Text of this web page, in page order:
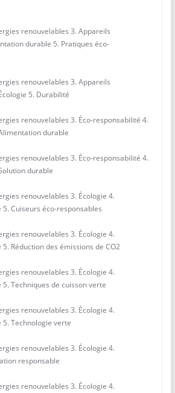
renouvelables 3. Appareils
durable 5. Pratiques éco-
renouvelables 3. Appareils
5. Durabilité
renouvelables 3. Éco-responsabilité 4.
durable
renouvelables 3. Éco-responsabilité 4.
durable
renouvelables 3. Écologie 4.
Cuiseurs éco-responsables
renouvelables 3. Écologie 4.
Réduction des émissions de CO2
renouvelables 3. Écologie 4.
Techniques de cuisson verte
renouvelables 3. Écologie 4.
Technologie verte
renouvelables 3. Écologie 4.
responsable
renouvelables 3. Écologie 4.